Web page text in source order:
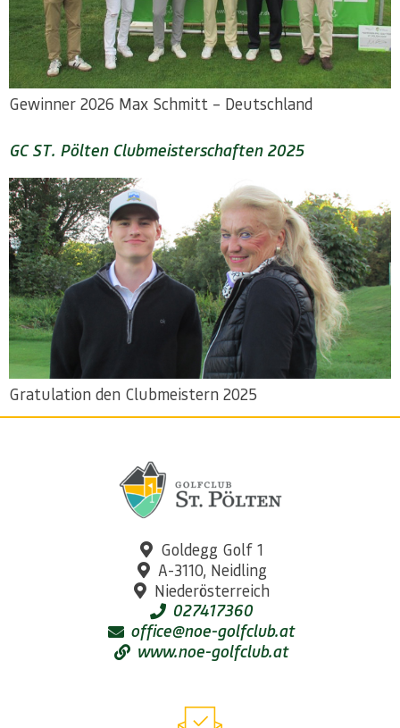
Gewinner 2026 Max Schmitt – Deutschland
GC ST. Pölten Clubmeisterschaften 2025
Gratulation den Clubmeistern 2025
Goldegg Golf 1
A-3110, Neidling
Niederösterreich
027417360
office@noe-golfclub.at
www.noe-golfclub.at